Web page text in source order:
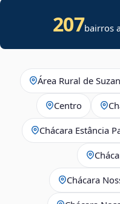
207bairros
Área Rural de
Centro
Chácara Estância
Chácara